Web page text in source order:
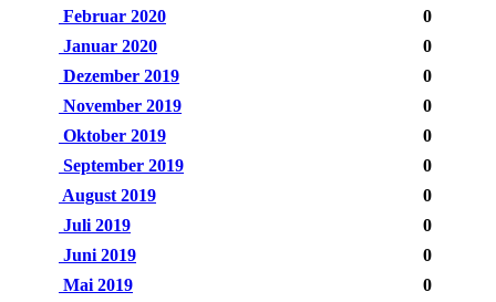
Februar 2020
0
Januar 2020
0
Dezember 2019
0
November 2019
0
Oktober 2019
0
September 2019
0
August 2019
0
Juli 2019
0
Juni 2019
0
Mai 2019
0